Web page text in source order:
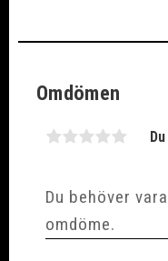
Omdömen
Du